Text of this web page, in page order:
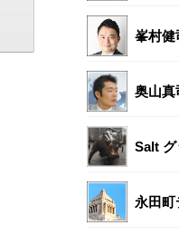
峯村健
奥山真
Salt
永田町